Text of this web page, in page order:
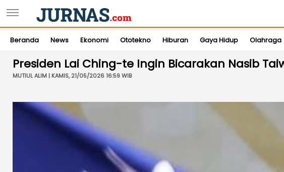
Beranda News Ekonomi Ototekno Hiburan Gaya Hidup Olahraga
Presiden Lai Ching-te Ingin Bicarakan Nasib
MUTIUL ALIM | KAMIS, 21/05/2026 16:59 WIB